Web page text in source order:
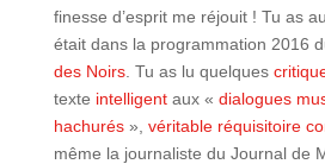
finesse d’esprit me réjouit ! Tu as
était dans la programmation 2016
des Noirs. Tu as lu quelques
texte intelligentaux « dialogues
hachurés», véritable réquisitoire
même la journaliste du Journal de